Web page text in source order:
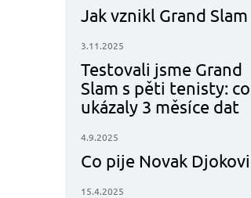
Jak vznikl Grand Slam
3.11.2025
Testovali jsme Grand
Slam s pěti tenisty: co
ukázaly 3 měsíce dat
4.9.2025
Co pije Novak
15.4.2025